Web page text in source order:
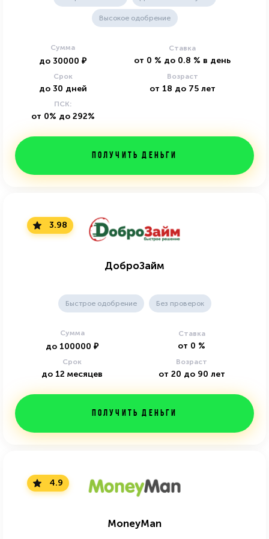
Высокое одобрение
Сумма
до 30000 ₽
Ставка
от 0 % до 0.8 % в день
Срок
до 30 дней
Возраст
от 18 до 75 лет
ПСК:
от 0% до 292%
Получить деньги
3.98
ДоброЗайм
Быстрое одобрение Без проверок
Сумма
до 100000 ₽
Ставка
от 0 %
Срок
до 12 месяцев
Возраст
от 20 до 90 лет
Получить деньги
4.9
MoneyMan